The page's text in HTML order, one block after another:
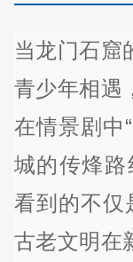
当龙门石窟
青少年相遇
在情景剧中
城的传烽路
看到的不仅
古老文明在